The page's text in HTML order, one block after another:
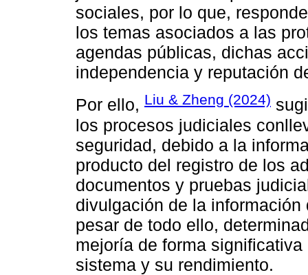
sociales, por lo que,
los temas asociados a las
agendas públicas, dichas
independencia y reputación
Por ello, Liu & Zheng (2024)
los procesos judiciales
seguridad, debido a la
producto del registro de los
documentos y pruebas
divulgación de la
pesar de todo ello,
mejoría de forma
sistema y su rendimiento.